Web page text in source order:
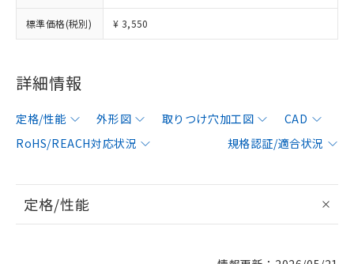
標準価格(税別) ¥ 3,550
詳細情報
定格/性能 外形図 取りつけ穴加工図
CAD
RoHS/REACH対応状況
規格認証/適合状況
定格/性能